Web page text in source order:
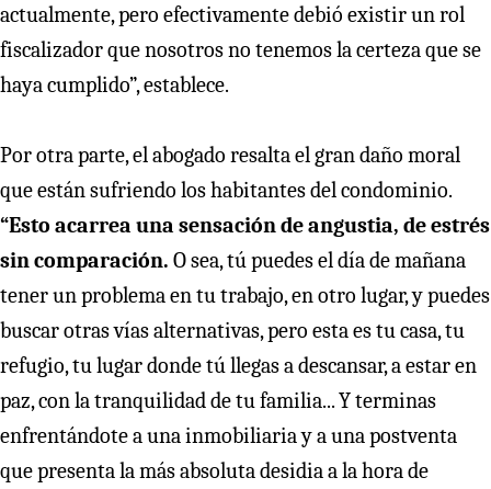
actualmente, pero efectivamente debió existir un rol
fiscalizador que nosotros no tenemos la certeza que se
haya cumplido”, establece.
Por otra parte, el abogado resalta el gran daño moral
que están sufriendo los habitantes del condominio.
“Esto acarrea una sensación de angustia, de estrés
sin comparación. O sea, tú puedes el día de mañana
tener un problema en tu trabajo, en otro lugar, y puedes
buscar otras vías alternativas, pero esta es tu casa, tu
refugio, tu lugar donde tú llegas a descansar, a estar en
paz, con la tranquilidad de tu familia... Y terminas
enfrentándote a una inmobiliaria y a una postventa
que presenta la más absoluta desidia a la hora de